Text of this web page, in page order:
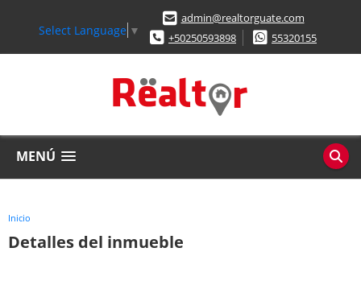
Select Language ▼
admin@realtorguate.com
+50250593898
55320155
MENÚ
Inicio
Detalles del inmueble